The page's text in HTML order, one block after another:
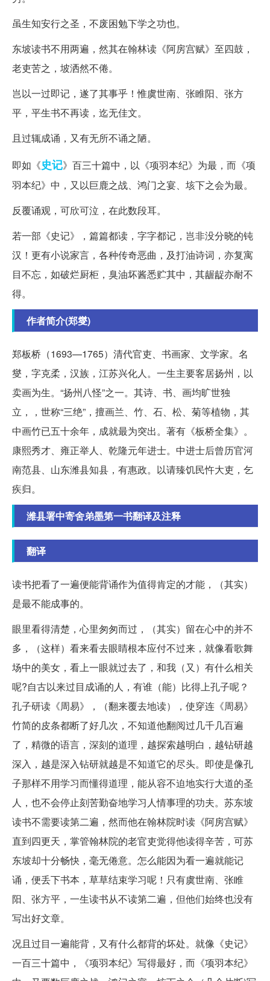
虽生知安行之圣，不废困勉下学之功也。
东坡读书不用两遍，然其在翰林读《阿房宫赋》至四鼓，
老吏苦之，坡洒然不倦。
岂以一过即记，遂了其事乎！惟虞世南、张睢阳、张方
平，平生书不再读，迄无佳文。
且过辄成诵，又有无所不诵之陋。
即如《史记》百三十篇中，以《项羽本纪》为最，而《项
羽本纪》中，又以巨鹿之战、鸿门之宴、垓下之会为最。
反覆诵观，可欣可泣，在此数段耳。
若一部《史记》，篇篇都读，字字都记，岂非没分晓的钝
汉！更有小说家言，各种传奇恶曲，及打油诗词，亦复寓
目不忘，如破烂厨柜，臭油坏酱悉贮其中，其龌龊亦耐不
得。
作者简介(郑燮)
郑板桥（1693—1765）清代官吏、书画家、文学家。名
燮，字克柔，汉族，江苏兴化人。一生主要客居扬州，以
卖画为生。“扬州八怪”之一。其诗、书、画均旷世独
立，，世称“三绝”，擅画兰、竹、石、松、菊等植物，其
中画竹已五十余年，成就最为突出。著有《板桥全集》。
康熙秀才、雍正举人、乾隆元年进士。中进士后曾历官河
南范县、山东潍县知县，有惠政。以请臻饥民忤大吏，乞
疾归。
潍县署中寄舍弟墨第一书翻译及注释
翻译
读书把看了一遍便能背诵作为值得肯定的才能，（其实）
是最不能成事的。
眼里看得清楚，心里匆匆而过，（其实）留在心中的并不
多，（这样）看来看去眼睛根本应付不过来，就像看歌舞
场中的美女，看上一眼就过去了，和我（又）有什么相关
呢?自古以来过目成诵的人，有谁（能）比得上孔子呢？
孔子研读《周易》，（翻来覆去地读），使穿连《周易》
竹简的皮条都断了好几次，不知道他翻阅过几千几百遍
了，精微的语言，深刻的道理，越探索越明白，越钻研越
深入，越是深入钻研就越是不知道它的尽头。即使是像孔
子那样不用学习而懂得道理，能从容不迫地实行大道的圣
人，也不会停止刻苦勤奋地学习人情事理的功夫。苏东坡
读书不需要读第二遍，然而他在翰林院时读《阿房宫赋》
直到四更天，掌管翰林院的老官吏觉得他读得辛苦，可苏
东坡却十分畅快，毫无倦意。怎么能因为看一遍就能记
诵，便丢下书本，草草结束学习呢！只有虞世南、张睢
阳、张方平，一生读书从不读第二遍，但他们始终也没有
写出好文章。
况且过目一遍能背，又有什么都背的坏处。就像《史记》
一百三十篇中，《项羽本纪》写得最好，而《项羽本纪》